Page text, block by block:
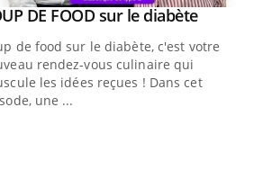
DE FOOD sur le diabèteYoutube
de food sur le diabète, c'est votre
rendez-vous culinaire qui
les idées reçues ! Dans cet
une ...